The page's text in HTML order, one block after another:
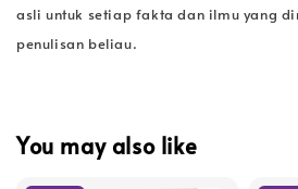
asli untuk setiap fakta dan ilmu yang
penulisan beliau.
You may also like